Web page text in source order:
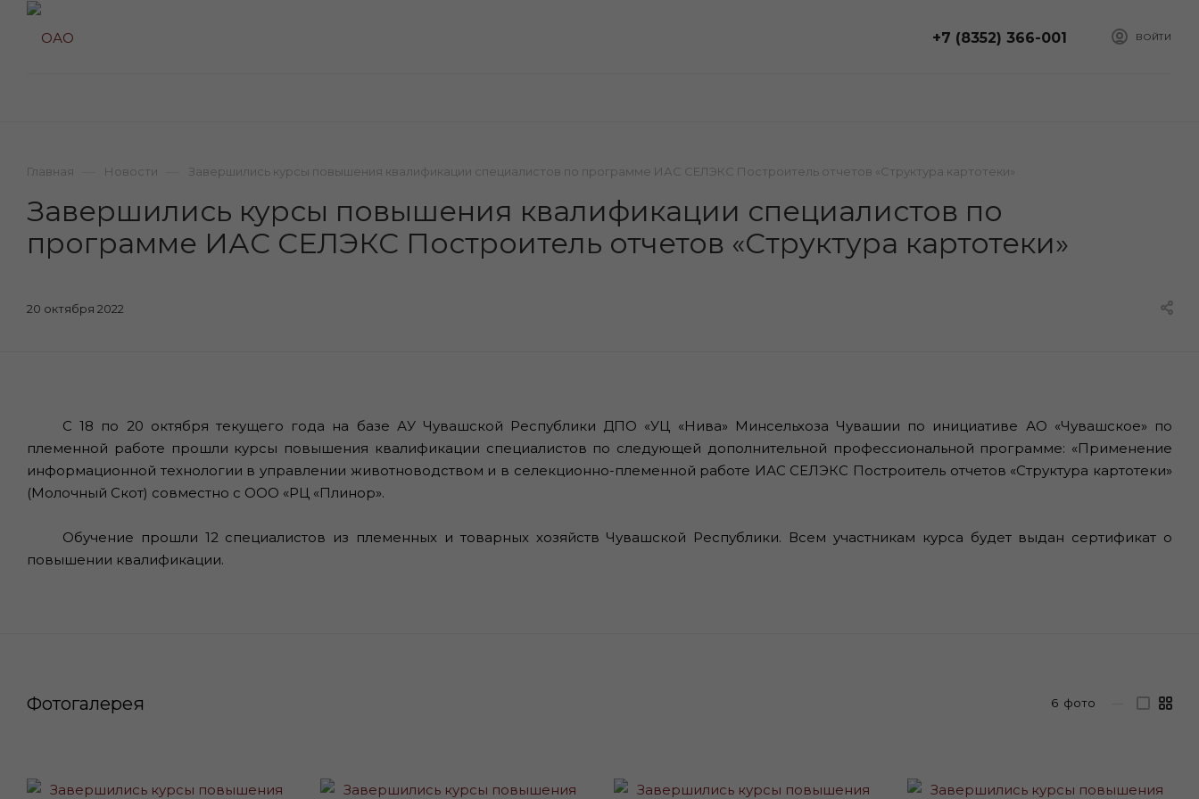
ВОЙТИ
+7 (8352) 366-001
Главная Новости Завершились курсы повышения квалификации специалистов по программе ИАС СЕЛЭКС Построитель отчетов «Структура картотеки»
Завершились курсы повышения квалификации специалистов по
программе ИАС СЕЛЭКС Построитель отчетов «Структура картотеки»
20 октября 2022
С 18 по 20 октября текущего года на базе АУ Чувашской Республики ДПО «УЦ «Нива» Минсельхоза Чувашии по инициативе АО «Чувашское» по
племенной работе прошли курсы повышения квалификации специалистов по следующей дополнительной профессиональной программе: «Применение
информационной технологии в управлении животноводством и в селекционно-племенной работе ИАС СЕЛЭКС Построитель отчетов «Структура картотеки»
(Молочный Скот) совместно с ООО «РЦ «Плинор».
Обучение прошли 12 специалистов из племенных и товарных хозяйств Чувашской Республики. Всем участникам курса будет выдан сертификат о
повышении квалификации.
Фотогалерея 6 фото